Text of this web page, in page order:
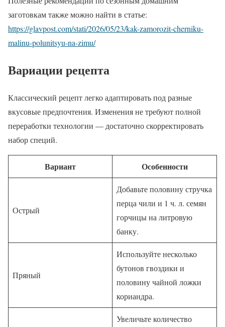
заготовкам также можно найти в статье:
https://glavpost.com/stati/2026/05/23/kak-zamorozit-cherniku-
malinu-polunitsyu-na-zimu/
Вариации рецепта
Классический рецепт легко адаптировать под разные
вкусовые предпочтения. Изменения не требуют полной
переработки технологии — достаточно скорректировать
набор специй.
Вариант Особенности
Острый
Добавьте половину стручка
перца чили и 1 ч. л. семян
горчицы на литровую
банку.
Пряный
Используйте несколько
бутонов гвоздики и
половину чайной ложки
кориандра.
Увеличьте количество